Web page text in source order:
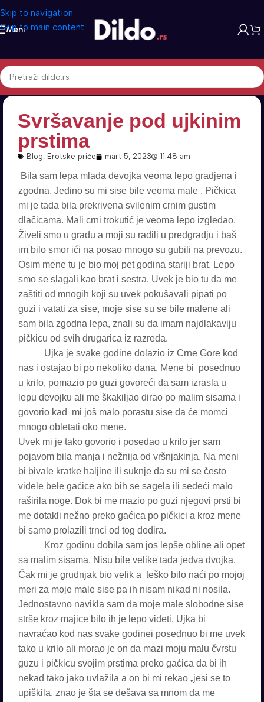
Skip to navigation
Skip to main content
Meni
Svršavanje pod ujkinim
prstima
Blog, Erotske priče mart 5, 2023 11:48 am
Bila sam lepa mlada devojka veoma lepo gradjena i
zgodna. Jedino su mi sise bile veoma male . Pičkica
mi je tada bila prekrivena svilenim crnim gustim
dlačicama. Mali crni trokutić je veoma lepo izgledao.
Živeli smo u gradu a moji su radili u predgradju i baš
im bilo smor ići na posao mnogo su gubili na prevozu.
Osim mene tu je bio moj pet godina stariji brat. Lepo
smo se slagali kao brat i sestra. Uvek je bio tu da me
zaštiti od mnogih koji su uvek pokušavali pipati po
guzi i vatati za sise, moje sise su se bile malene ali
sam bila zgodna lepa, znali su da imam najdlakaviju
pičkicu od svih drugarica iz razreda.
Ujka je svake godine dolazio iz Crne Gore kod
nas i ostajao bi po nekoliko dana. Mene bi posednuo
u krilo, pomazio po guzi govoreći da sam izrasla u
lepu devojku ali me škakiljao dirao po malim sisama i
govorio kad mi još malo porastu sise da će momci
mnogo obletati oko mene.
Uvek mi je tako govorio i posedao u krilo jer sam
pojavom bila manja i nežnija od vršnjakinja. Na meni
bi bivale kratke haljine ili suknje da su mi se često
videle bele gaćice ako bih se sagela ili sedeći malo
raširila noge. Dok bi me mazio po guzi njegovi prsti bi
me dotakli nežno preko gaćica po pičkici a kroz mene
bi samo prolazili trnci od tog dodira.
Kroz godinu dobila sam jos lepše obline ali opet
sa malim sisama, Nisu bile velike tada jedva dvojka.
Čak mi je grudnjak bio velik a teško bilo naći po mojoj
meri za moje male sise pa ih nisam nikad ni nosila.
Jednostavno navikla sam da moje male slobodne sise
strše kroz majice bilo ih je lepo videti. Ujka bi
navraćao kod nas svake godinei posednuo bi me uvek
tako u krilo ali morao je on da mazi moju malu čvrstu
guzu i pičkicu svojim prstima preko gaćica da bi ih
nekad tako jako uvlažila a on bi mi rekao „jesi se to
upiškila, znao je šta se dešava sa mnom da me